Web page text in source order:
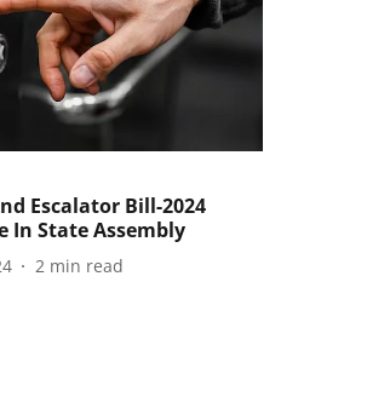
Escalator Bill-2024
In State Assembly
2 min read